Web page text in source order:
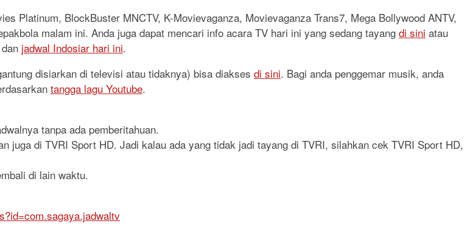
Platinum, BlockBuster MNCTV, K-Movievaganza, Movievaganza Trans7, Mega Bollywood ANTV,
malam ini. Anda juga dapat mencari info acara TV hari ini yang sedang tayang di sini atau
dan jadwal Indosiar hari ini.
disiarkan di televisi atau tidaknya) bisa diakses di sini. Bagi anda penggemar musik, anda
tangga lagu Youtube.
tanpa ada pemberitahuan.
juga di TVRI Sport HD. Jadi kalau ada yang tidak jadi tayang di TVRI, silahkan cek TVRI Sport HD,
di lain waktu.